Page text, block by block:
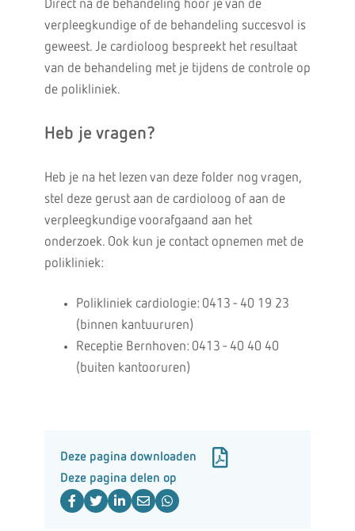
Direct na de behandeling hoor je van de
verpleegkundige of de behandeling succesvol is
geweest. Je cardioloog bespreekt het resultaat
van de behandeling met je tijdens de controle op
de polikliniek.
Heb je vragen?
Heb je na het lezen van deze folder nog vragen,
stel deze gerust aan de cardioloog of aan de
verpleegkundige voorafgaand aan het
onderzoek. Ook kun je contact opnemen met de
polikliniek:
Polikliniek cardiologie: 0413 - 40 19 23
(binnen kantuururen)
Receptie Bernhoven: 0413 - 40 40 40
(buiten kantooruren)
Deze pagina downloaden
Deze pagina delen op